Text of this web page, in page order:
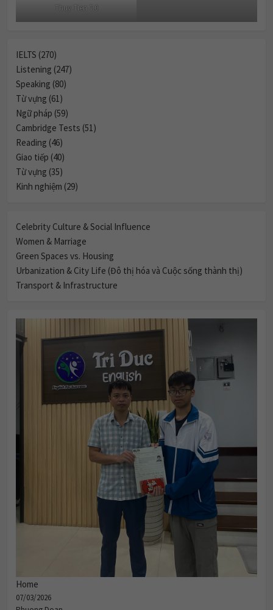
Listening (247)
Speaking (80)
Từ vựng (61)
Ngữ pháp (59)
Cambridge Tests (51)
Reading (46)
Giao tiếp (40)
Từ vựng (35)
Kinh nghiệm (29)
Women & Marriage
Green Spaces vs. Housing
Urbanization & City Life (Đô thị hóa và Cuộc sống thành thị)
Transport & Infrastructure
07/03/2026
Phuong Doan